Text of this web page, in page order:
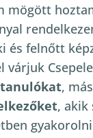
és felnőtt
várjuk
,
, akik